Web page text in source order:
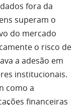
fora da
superam o
do mercado
o risco de
a adesão em
institucionais.
como a
financeiras